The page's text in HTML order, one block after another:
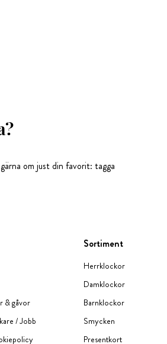
om just din favorit: tagga
& gåvor
/ Jobb
Sortiment
Herrklockor
Damklockor
Barnklockor
Smycken
Presentkort